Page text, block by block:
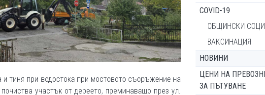
и тиня при водостока при мостовото съоръжение на
участък от дереето, преминаващо през ул.
COVID-19
ОБЩИНСКИ
ВАКСИНАЦИЯ
НОВИНИ
ЦЕНИ НА
ЗА ПЪТУВАНЕ